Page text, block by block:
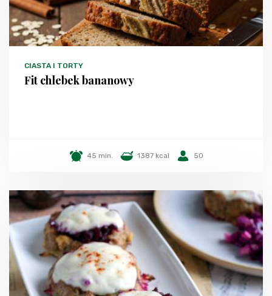
CIASTA I TORTY
Fit chlebek bananowy
45 min. 1387 kcal 50